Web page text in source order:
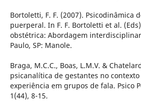
Bortoletti, F. F. (2007). Psicodinâmica
puerperal. In F. F. Bortoletti et al.
obstétrica: Abordagem
Paulo, SP: Manole.
Braga, M.C.C., Boas, L.M.V. &
psicanalítica de gestantes no
experiência em grupos de fala. Psico
1(44), 8-15.